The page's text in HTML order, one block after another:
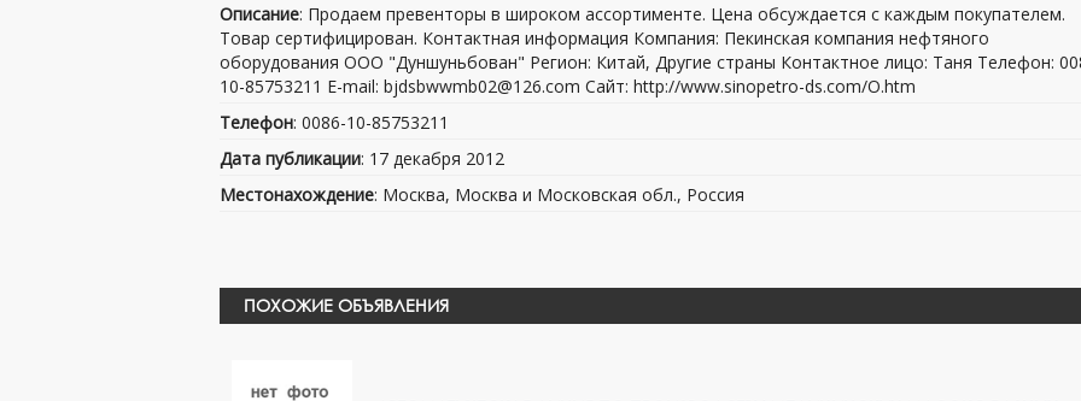
Описание: Продаем превенторы в широком ассортименте. Цена обсуждается с каждым покупателем.
Товар сертифицирован. Контактная информация Компания: Пекинская компания нефтяного
оборудования ООО "Дуншуньбован" Регион: Китай, Другие страны Контактное лицо: Таня Телефон:
10-85753211 E-mail: bjdsbwwmb02@126.com Сайт: http://www.sinopetro-ds.com/О.htm
Телефон: 0086-10-85753211
Дата публикации: 17 декабря 2012
Местонахождение: Москва, Москва и Московская обл., Россия
ПОХОЖИЕ ОБЪЯВЛЕНИЯ